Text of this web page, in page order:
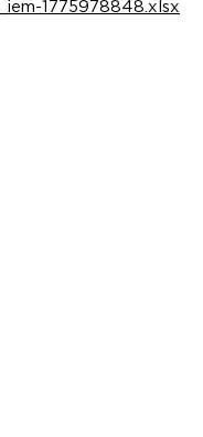
1775978848.xlsx